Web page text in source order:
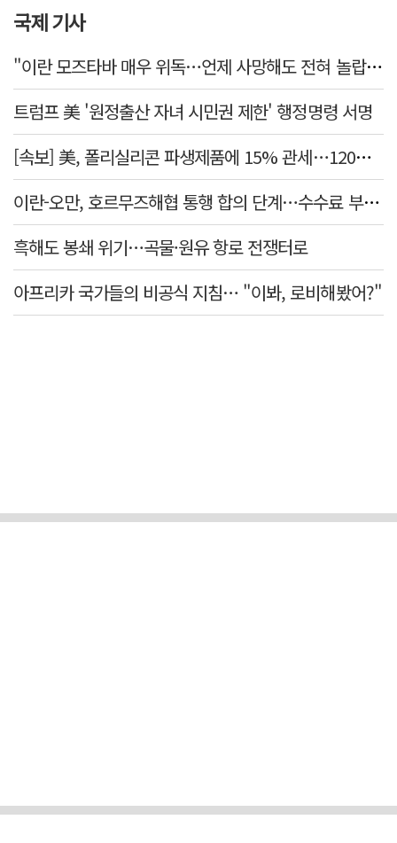
국제 기사
"이란 모즈타바 매우 위독…언제 사망해도 전혀 놀랍지 않아"
트럼프 美 '원정출산 자녀 시민권 제한' 행정명령 서명
[속보] 美, 폴리실리콘 파생제품에 15% 관세…120일 뒤 발효
이란-오만, 호르무즈해협 통행 합의 단계…수수료 부과되나
흑해도 봉쇄 위기…곡물·원유 항로 전쟁터로
아프리카 국가들의 비공식 지침… "이봐, 로비해봤어?"